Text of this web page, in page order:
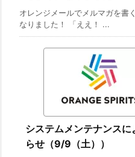
オレンジメールでメルマガを書
なりました！ 「ええ！ ...
システムメンテナンス
らせ（9/9（土））